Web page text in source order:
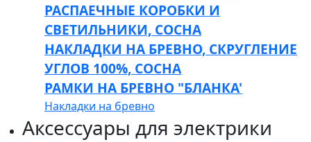
РАСПАЕЧНЫЕ КОРОБКИ И
СВЕТИЛЬНИКИ, СОСНА
НАКЛАДКИ НА БРЕВНО, СКРУГЛЕНИЕ
УГЛОВ 100%, СОСНА
РАМКИ НА БРЕВНО "БЛАНКА'
Накладки на бревно
Аксессуары для электрики